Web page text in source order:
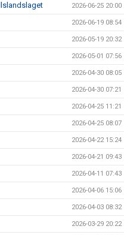
2026-06-25 20:00
2026-06-19 08:54
2026-05-19 20:32
2026-05-01 07:56
2026-04-30 08:05
2026-04-30 07:21
2026-04-25 11:21
2026-04-25 08:07
2026-04-22 15:24
2026-04-21 09:43
2026-04-11 07:43
2026-04-06 15:06
2026-04-03 08:32
2026-03-29 20:22